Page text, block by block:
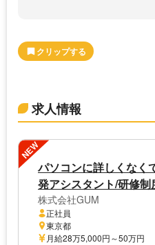
求人情報
NEW
パソコンに詳しくなく
発アシスタント/研修
株式会社GUM
正社員
東京都
月給28万5,000円～50万円